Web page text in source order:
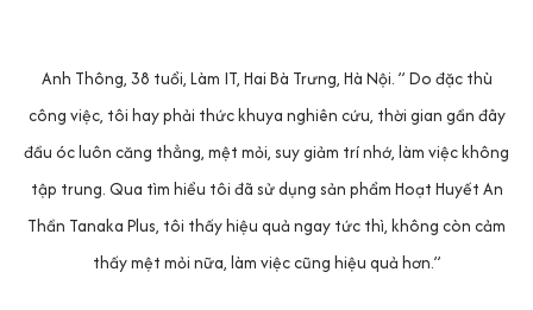
Anh Thông, 38 tuổi, Làm IT, Hai Bà Trưng, Hà Nội. ” Do đặc thù
công việc, tôi hay phải thức khuya nghiên cứu, thời gian gần đây
đầu óc luôn căng thẳng, mệt mỏi, suy giảm trí nhớ, làm việc không
tập trung. Qua tìm hiểu tôi đã sử dụng sản phẩm Hoạt Huyết An
Thần Tanaka Plus, tôi thấy hiệu quả ngay tức thì, không còn cảm
thấy mệt mỏi nữa, làm việc cũng hiệu quả hơn.”